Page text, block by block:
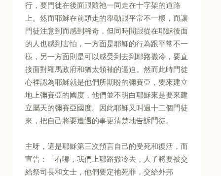
行，要門徒在後面跟隨祂一同走在十字架的道路
上。然而耶穌在前頭走的舉動跟平常不一樣，而讓
門徒注意到而感到稀奇，但同時間跟從在耶穌後面
的人也感到害怕，一方面是耶穌的行為跟平常不一
樣，另一方面則是可以感受到去到耶路撒冷，要直
接面對羅馬政府和猶太領袖的逼迫。然而此時門徒
心裡認為耶穌就是他們所期盼的彌賽亞，要來建立
地上彌賽亞的國度，他們並不明白耶穌來是要來建
立屬天的彌賽亞國度。因此耶穌又叫過十二個門徒
來，把自己將要遭遇的事更清楚地告訴門徒。
主呀，這是耶穌第三次預言自己的受死和復活，而
宣告：「看哪，我們上耶路撒冷去，人子將要被交
給祭司長和文士，他們要定祂死罪，交給外邦